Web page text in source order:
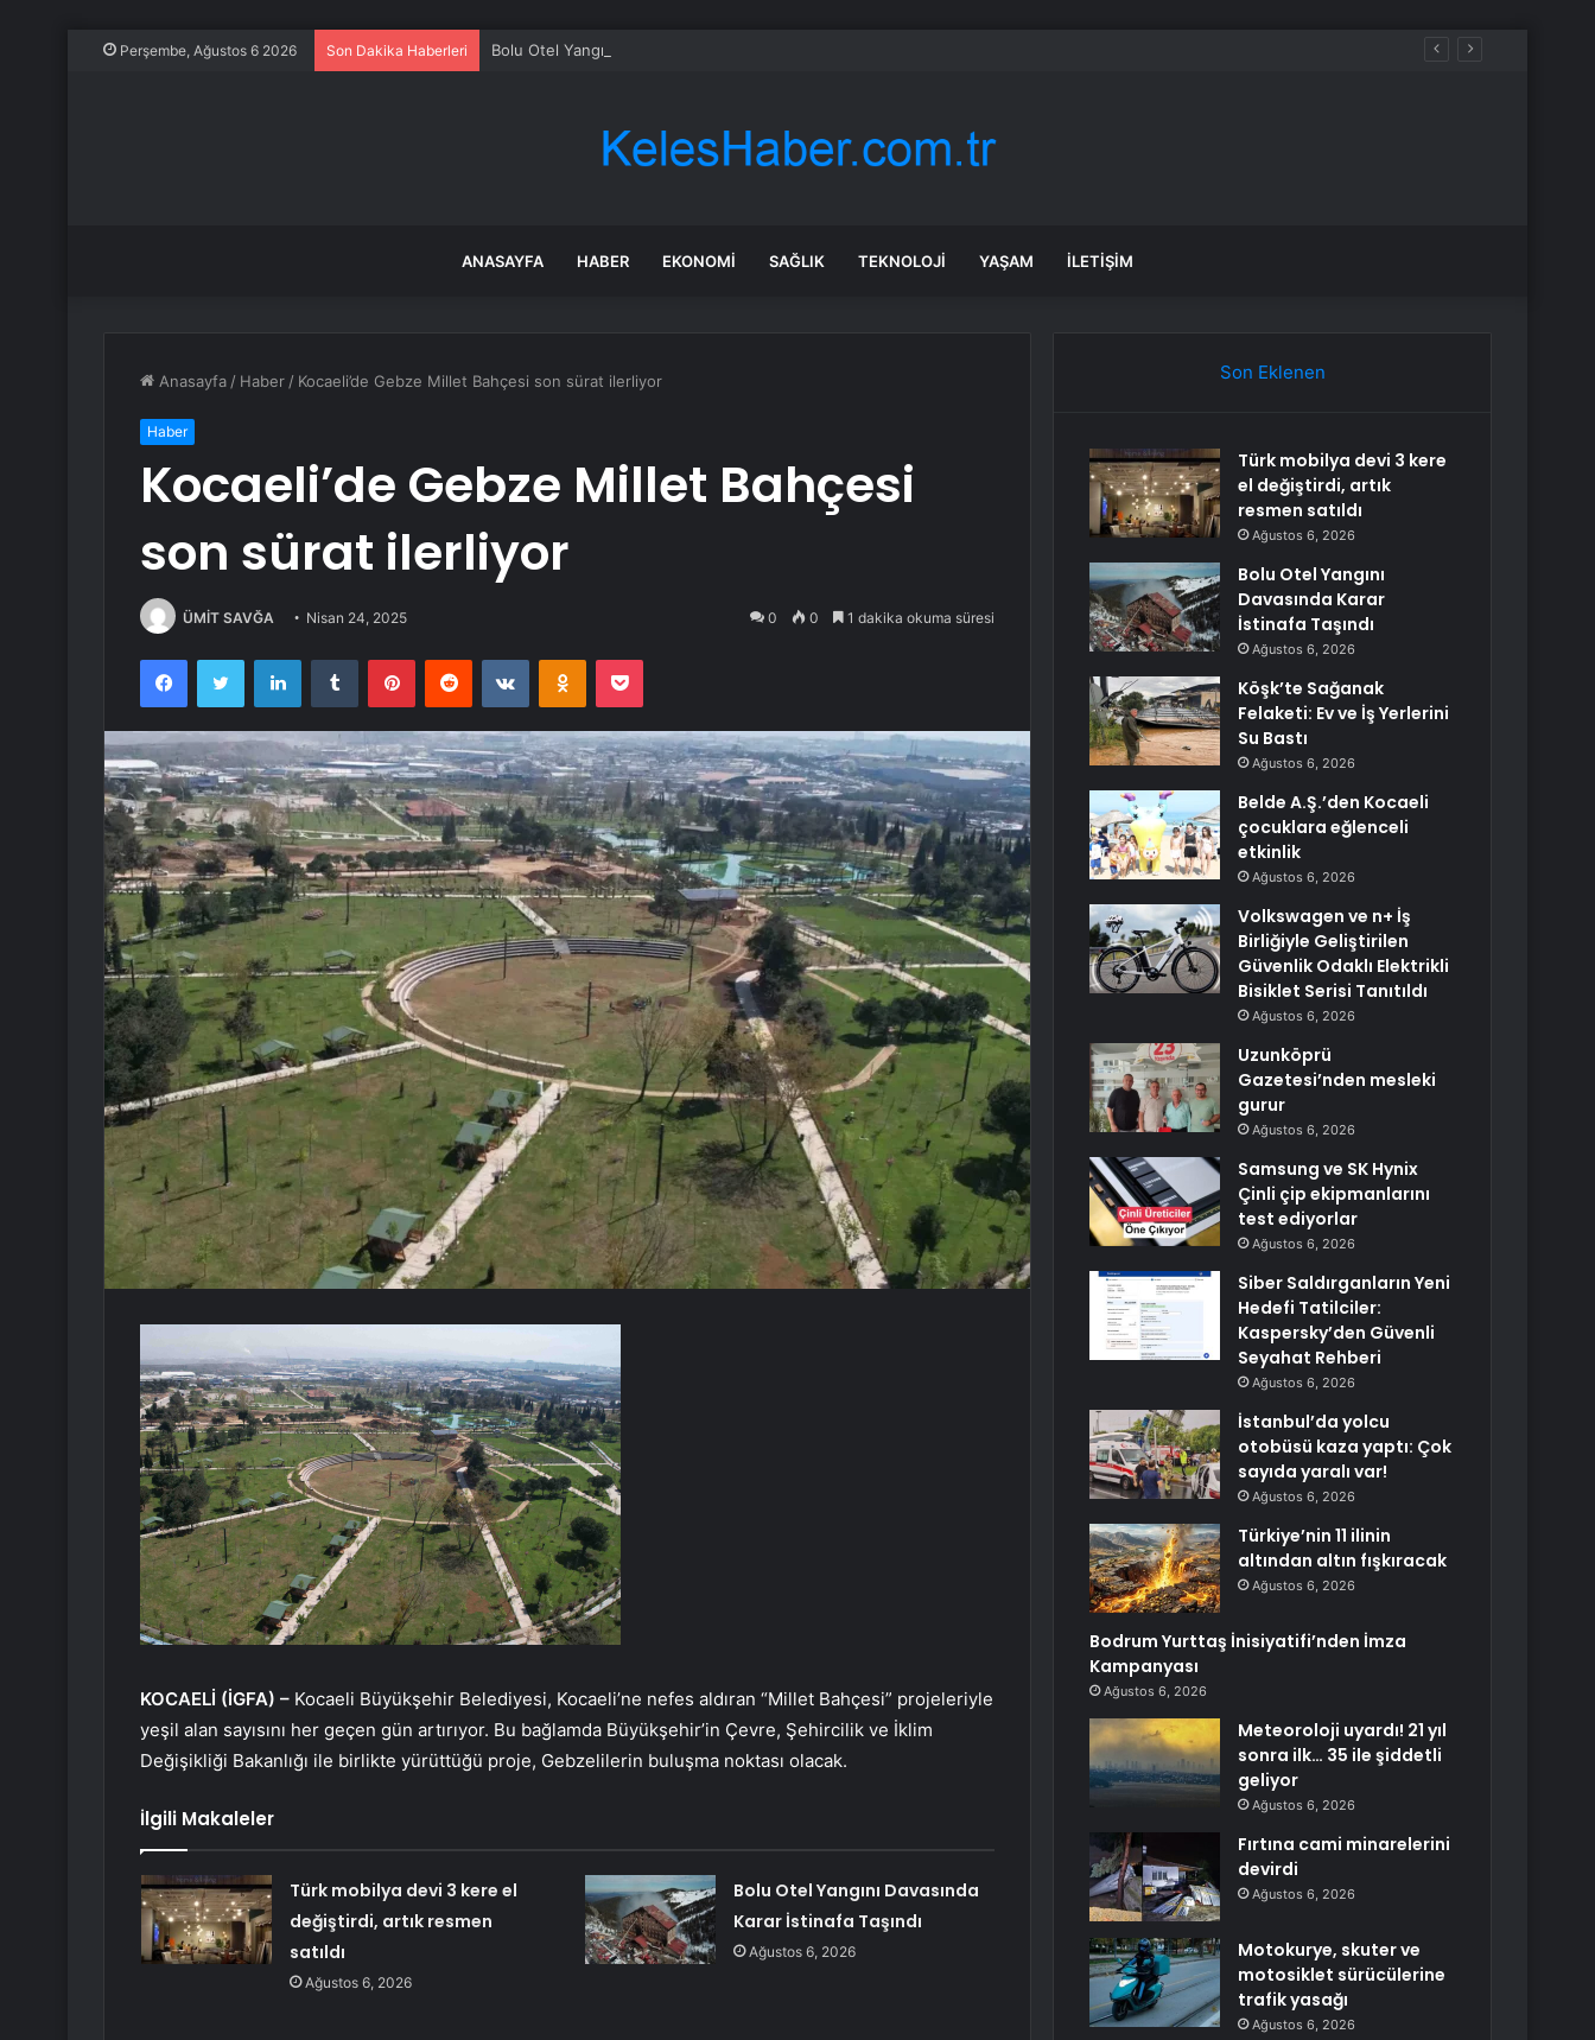
Perşembe, Ağustos 6 2026 Son Dakika Haberleri Bolu Otel Yangını Davasında Karar İstinafa Taşındı
ANASAYFA HABER EKONOMI SAĞLIK TEKNOLOJI YAŞAM İLETIŞIM
Anasayfa / Haber / Kocaeli’de Gebze Millet Bahçesi son sürat ilerliyor
Haber
Kocaeli’de Gebze Millet Bahçesi
son sürat ilerliyor
ÜMİT SAVĞA Nisan 24, 2025 0 0 1 dakika okuma süresi
FacebookTwitter LinkedInTumblr PinterestReddit VKontakteOdnoklassniki
Pocket
KOCAELİ (İGFA) – Kocaeli Büyükşehir Belediyesi, Kocaeli’ne nefes aldıran “Millet Bahçesi” projeleriyle
yeşil alan sayısını her geçen gün artırıyor. Bu bağlamda Büyükşehir’in Çevre, Şehircilik ve İklim
Değişikliği Bakanlığı ile birlikte yürüttüğü proje, Gebzelilerin buluşma noktası olacak.
İlgili Makaleler
Türk mobilya devi 3 kere el
değiştirdi, artık resmen
satıldı
Ağustos 6, 2026
Bolu Otel Yangını Davasında
Karar İstinafa Taşındı
Ağustos 6, 2026
Son Eklenen
Türk mobilya devi 3 kere
el değiştirdi, artık
resmen satıldı
Ağustos 6, 2026
Bolu Otel Yangını
Davasında Karar
İstinafa Taşındı
Ağustos 6, 2026
Köşk’te Sağanak
Felaketi: Ev ve İş Yerlerini
Su Bastı
Ağustos 6, 2026
Belde A.Ş.’den Kocaeli
çocuklara eğlenceli
etkinlik
Ağustos 6, 2026
Volkswagen ve n+ İş
Birliğiyle Geliştirilen
Güvenlik Odaklı Elektrikli
Bisiklet Serisi Tanıtıldı
Ağustos 6, 2026
Uzunköprü
Gazetesi’nden mesleki
gurur
Ağustos 6, 2026
Samsung ve SK Hynix
Çinli çip ekipmanlarını
test ediyorlar
Ağustos 6, 2026
Siber Saldırganların Yeni
Hedefi Tatilciler:
Kaspersky’den Güvenli
Seyahat Rehberi
Ağustos 6, 2026
İstanbul’da yolcu
otobüsü kaza yaptı: Çok
sayıda yaralı var!
Ağustos 6, 2026
Türkiye’nin 11 ilinin
altından altın fışkıracak
Ağustos 6, 2026
Bodrum Yurttaş İnisiyatifi’nden İmza
Kampanyası
Ağustos 6, 2026
Meteoroloji uyardı! 21 yıl
sonra ilk… 35 ile şiddetli
geliyor
Ağustos 6, 2026
Fırtına cami minarelerini
devirdi
Ağustos 6, 2026
Motokurye, skuter ve
motosiklet sürücülerine
trafik yasağı
Ağustos 6, 2026